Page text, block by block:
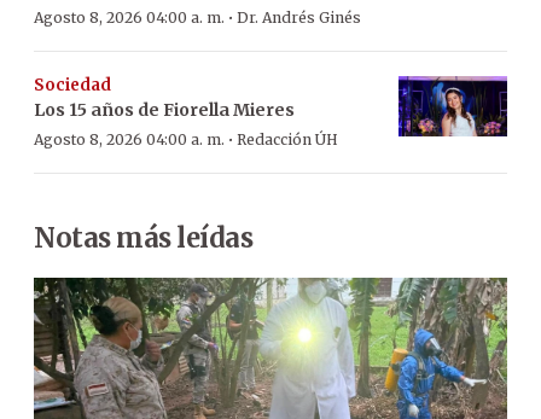
Agosto 8, 2026 04:00 a. m. · Dr. Andrés Ginés
Sociedad
Los 15 años de Fiorella Mieres
Agosto 8, 2026 04:00 a. m. · Redacción ÚH
Notas más leídas